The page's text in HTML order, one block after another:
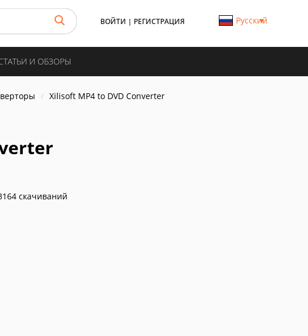
ВОЙТИ | РЕГИСТРАЦИЯ Русский
И ОБЗОРЫ
Xilisoft MP4 to DVD Converter
скачиваний